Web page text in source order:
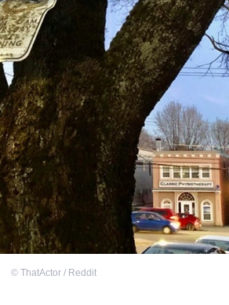
© ThatActor / Reddit